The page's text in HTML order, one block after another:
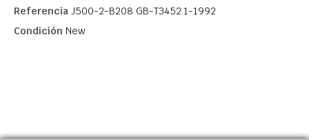
Referencia J500-2-B208 GB-T3452.1-1992
Condición New